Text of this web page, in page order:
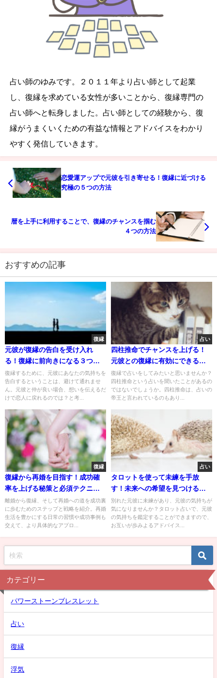
占い師のゆみです。２０１１年より占い師として起業
し、復縁を求めている女性が多いことから、復縁専門の
占い師へと転身しました。占い師としての経験から、復
縁がうまくいくための有益な情報とアドバイスをわかり
やすく発信していきます。
恋愛運アップで元彼を引き寄せる！復縁に近づける
究極の５つの方法
暦を上手に利用することで、復縁のチャンスを掴む
４つの方法
おすすめの記事
復縁
元彼が復縁の告白を受け入れ
る！復縁に前向きになる３つの
変化
復縁するために、元彼にあなたの気持ちを
告白するということは、避けて通れませ
ん。元彼と仲が良い場合、想いを伝えるだ
けで恋人に戻れるのでは？と考...
占い
四柱推命でチャンスを上げる！
元彼との復縁に有効にできるポ
イント４つ
復縁で占いをしてみたいと思いませんか？
四柱推命という占いを聞いたことがあるの
ではないでしょうか。四柱推命は、占いの
帝王と言われているのもあり...
復縁
復縁から再婚を目指す！成功確
率を上げる秘策と必須テクニッ
ク
離婚から復縁、そして再婚への道を成功裏
に歩むためのステップと戦略を紹介。再婚
生活を豊かにする日常の習慣や成功事例も
交えて、より具体的なアプロ...
占い
タロットを使って未練を手放
す！未来への希望を見つける道
しるべ
別れた元彼に未練があり、元彼の気持ちが
気になりませんか？タロット占いで、元彼
の気持ちを鑑定することができますので、
お互いが歩みよるアドバイス...
カテゴリー
パワーストーンブレスレット
占い
復縁
浮気